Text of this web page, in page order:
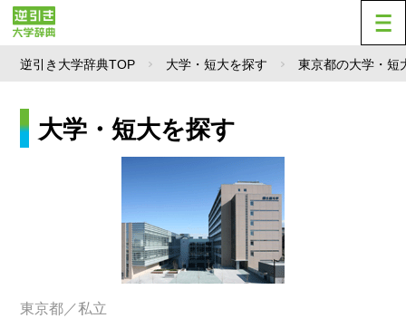
逆引き大学辞典TOP 大学・短大を探す 東京都の大学・短
大学・短大を探す
東京都／私立